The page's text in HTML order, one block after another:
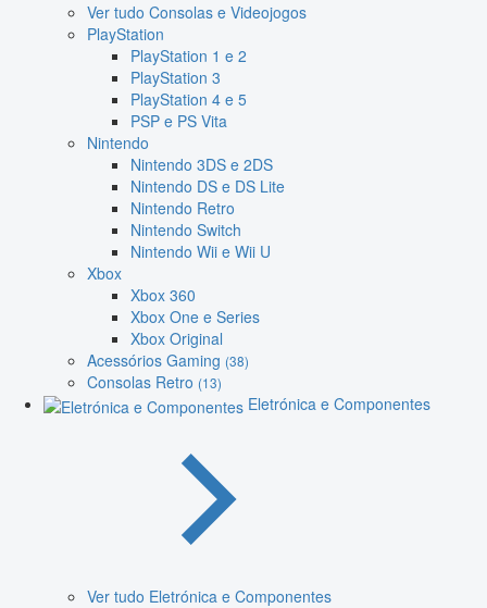
Ver tudo Consolas e Videojogos
PlayStation
PlayStation 1 e 2
PlayStation 3
PlayStation 4 e 5
PSP e PS Vita
Nintendo
Nintendo 3DS e 2DS
Nintendo DS e DS Lite
Nintendo Retro
Nintendo Switch
Nintendo Wii e Wii U
Xbox
Xbox 360
Xbox One e Series
Xbox Original
Acessórios Gaming (38)
Consolas Retro (13)
Eletrónica e Componentes
Ver tudo Eletrónica e Componentes